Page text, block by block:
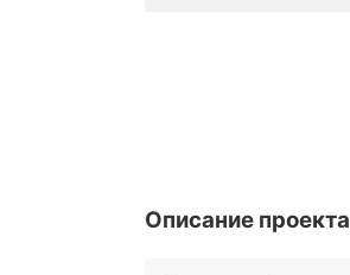
Описание проекта